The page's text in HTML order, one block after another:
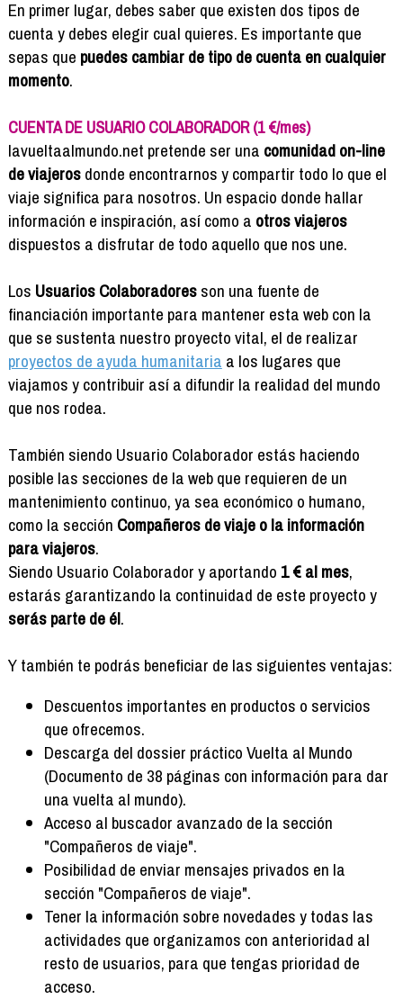
Info viajeros
Contactar
En primer lugar, debes saber que existen dos tipos de
cuenta y debes elegir cual quieres. Es importante que
sepas que puedes cambiar de tipo de cuenta en cualquier
momento.
CUENTA DE USUARIO COLABORADOR (1 €/mes)
lavueltaalmundo.net pretende ser una comunidad on-line
de viajerosdonde encontrarnos y compartir todo lo que el
viaje significa para nosotros. Un espacio donde hallar
información e inspiración, así como a otros viajeros
dispuestos a disfrutar de todo aquello que nos une.
Los Usuarios Colaboradoresson una fuente de
financiación importante para mantener esta web con la
que se sustenta nuestro proyecto vital, el de realizar
proyectos de ayuda humanitaria a los lugares que
viajamos y contribuir así a difundir la realidad del mundo
que nos rodea.
También siendo Usuario Colaborador estás haciendo
posible las secciones de la web que requieren de un
mantenimiento continuo, ya sea económico o humano,
como la sección Compañeros de viaje o la información
para viajeros.
Siendo Usuario Colaborador y aportando 1 € al mes,
estarás garantizando la continuidad de este proyecto y
serás parte de él.
Y también te podrás beneficiar de las siguientes ventajas:
Descuentos importantes en productos o servicios
que ofrecemos.
Descarga del dossier práctico Vuelta al Mundo
(Documento de 38 páginas con información para dar
una vuelta al mundo).
Acceso al buscador avanzado de la sección
"Compañeros de viaje".
Posibilidad de enviar mensajes privados en la
sección "Compañeros de viaje".
Tener la información sobre novedades y todas las
actividades que organizamos con anterioridad al
resto de usuarios, para que tengas prioridad de
acceso.